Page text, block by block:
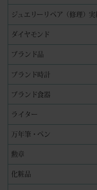
ジュエリーリペア（修理）実
ダイヤモンド
ブランド品
ブランド時計
ブランド食器
ライター
万年筆・ペン
勲章
化粧品